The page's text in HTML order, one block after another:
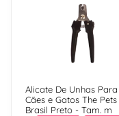
Alicate De Unhas Para
Cães e Gatos The Pets
Brasil Preto - Tam. m